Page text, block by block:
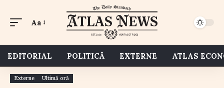
Aa
EDITORIAL POLITICĂ EXTERNE ATLAS
Externe Ultimă oră